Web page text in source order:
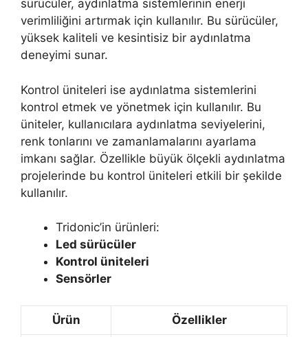
sürücüler, aydınlatma sistemlerinin enerji
verimliliğini artırmak için kullanılır. Bu sürücüler,
yüksek kaliteli ve kesintisiz bir aydınlatma
deneyimi sunar.
Kontrol üniteleri ise aydınlatma sistemlerini
kontrol etmek ve yönetmek için kullanılır. Bu
üniteler, kullanıcılara aydınlatma seviyelerini,
renk tonlarını ve zamanlamalarını ayarlama
imkanı sağlar. Özellikle büyük ölçekli aydınlatma
projelerinde bu kontrol üniteleri etkili bir şekilde
kullanılır.
Tridonic’in ürünleri:
Led sürücüler
Kontrol üniteleri
Sensörler
Ürün Özellikler